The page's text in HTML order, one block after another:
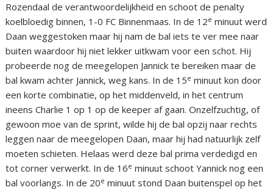
Rozendaal de verantwoordelijkheid en schoot de penalty
koelbloedig binnen, 1-0 FC Binnenmaas. In de 12e minuut werd
Daan weggestoken maar hij nam de bal iets te ver mee naar
buiten waardoor hij niet lekker uitkwam voor een schot. Hij
probeerde nog de meegelopen Jannick te bereiken maar de
bal kwam achter Jannick, weg kans. In de 15e minuut kon door
een korte combinatie, op het middenveld, in het centrum
ineens Charlie 1 op 1 op de keeper af gaan. Onzelfzuchtig, of
gewoon moe van de sprint, wilde hij de bal opzij naar rechts
leggen naar de meegelopen Daan, maar hij had natuurlijk zelf
moeten schieten. Helaas werd deze bal prima verdedigd en
tot corner verwerkt. In de 16e minuut schoot Yannick nog een
bal voorlangs. In de 20e minuut stond Daan buitenspel op het